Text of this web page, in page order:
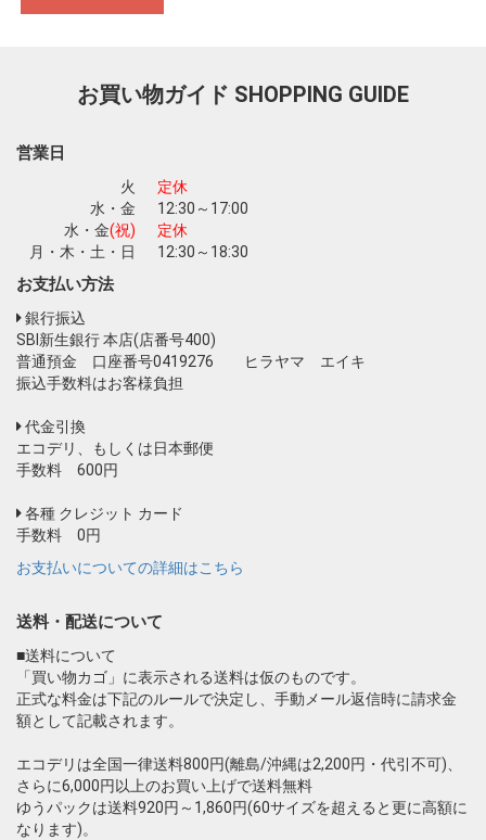
お買い物ガイド SHOPPING GUIDE
営業日
火
定休
水・金
12:30～17:00
水・金(祝)
定休
月・木・土・日
12:30～18:30
お支払い方法
銀行振込
SBI新生銀行 本店(店番号400)
普通預金 口座番号0419276 ヒラヤマ エイキ
振込手数料はお客様負担
代金引換
エコデリ、もしくは日本郵便
手数料 600円
各種 クレジット カード
手数料 0円
お支払いについての詳細はこちら
送料・配送について
■送料について
「買い物カゴ」に表示される送料は仮のものです。
正式な料金は下記のルールで決定し、手動メール返信時に請求金
額として記載されます。
エコデリは全国一律送料800円(離島/沖縄は2,200円・代引不可)、
さらに6,000円以上のお買い上げで送料無料
ゆうパックは送料920円～1,860円(60サイズを超えると更に高額に
なります)。